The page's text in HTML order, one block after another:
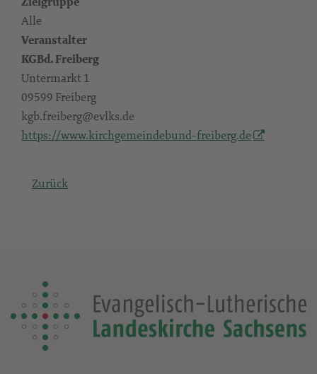
Alle
Veranstalter
KGBd. Freiberg
Untermarkt 1
09599 Freiberg
kgb.freiberg@evlks.de
https://www.kirchgemeindebund-freiberg.de
Zurück